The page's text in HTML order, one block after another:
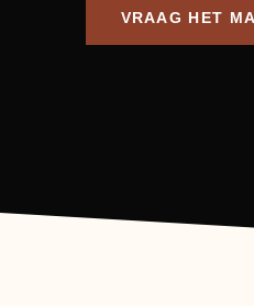
VRAAG HET